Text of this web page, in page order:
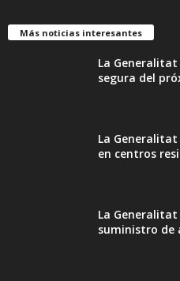
Más noticias interesantes
La
segura del
La
en centros
La
suministro de